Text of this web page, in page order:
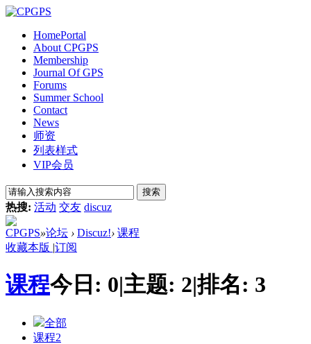
HomePortal
About CPGPS
Membership
Journal Of GPS
Forums
Summer School
Contact
News
师资
列表样式
VIP会员
搜索
热搜: 活动 交友 discuz
CPGPS»论坛 › Discuz!› 课程
收藏本版 |订阅
课程今日: 0|主题: 2|排名: 3
全部
课程2